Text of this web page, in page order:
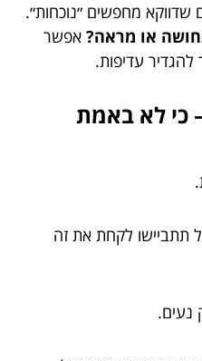
שדווקא מחפשים ״נוכחות״.
או מראה? אפשר
עדיפות.
כי לא באמת
תתביישו לקחת את זה
נעים.